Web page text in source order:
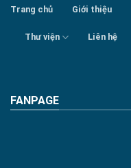
Trang chủ Giới thiệu
Thư viện Liên hệ
FANPAGE